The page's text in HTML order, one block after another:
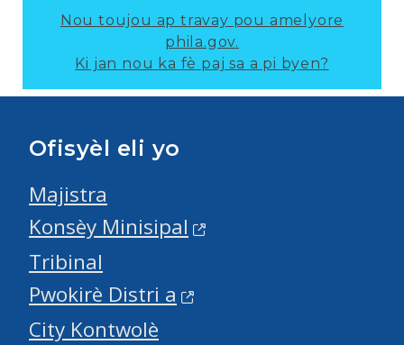
Nou toujou ap travay pou amelyore
phila.gov.
Ki jan nou ka fè paj sa a pi byen?
Ofisyèl eli yo
Majistra
Konsèy Minisipal
Tribinal
Pwokirè Distri a
City Kontwolè